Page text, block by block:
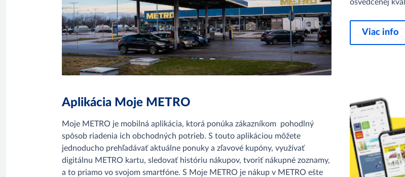
osvedčenej
Viac info
Aplikácia Moje METRO
Moje METRO je mobilná aplikácia, ktorá ponúka zákazníkom pohodlný
spôsob riadenia ich obchodných potrieb. S touto aplikáciou môžete
jednoducho prehľadávať aktuálne ponuky a zľavové kupóny, využívať
digitálnu METRO kartu, sledovať históriu nákupov, tvoriť nákupné zoznamy,
a to priamo vo svojom smartfóne. S Moje METRO je nákup v METRO ešte